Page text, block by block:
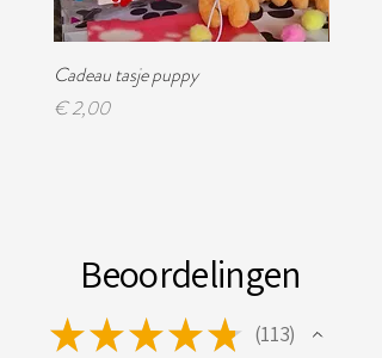
Cadeau tasje puppy
Prijs
€ 2,00
Beoordelingen
★★★★★ 113
113